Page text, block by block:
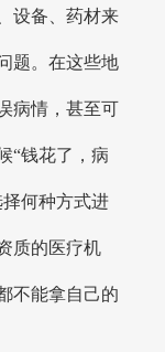
设备、药材来
题。在这些地
病情，甚至可
“钱花了，病
何种方式进
质的医疗机
不能拿自己的